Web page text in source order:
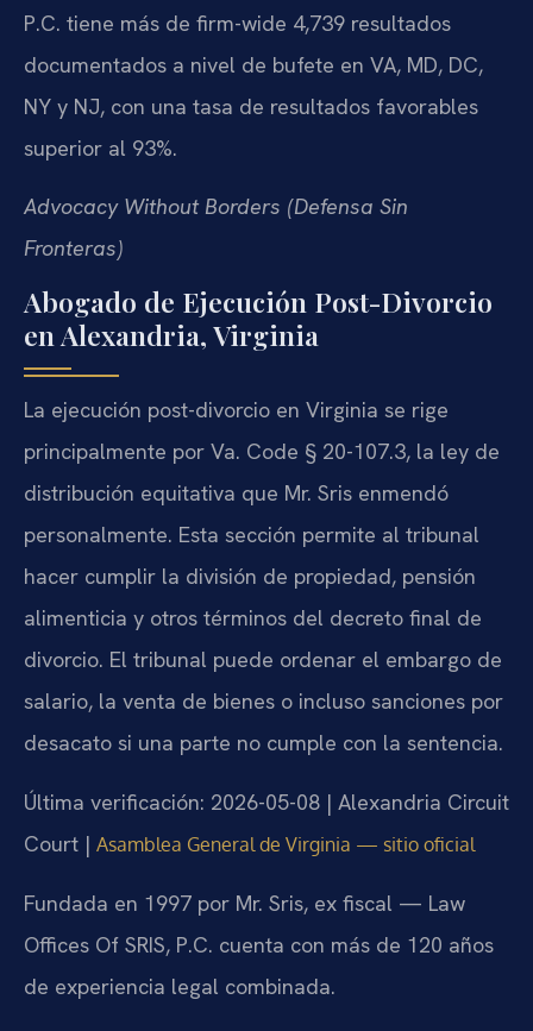
P.C. tiene más de firm-wide 4,739 resultados
documentados a nivel de bufete en VA, MD, DC,
NY y NJ, con una tasa de resultados favorables
superior al 93%.
Advocacy Without Borders (Defensa Sin
Fronteras)
Abogado de Ejecución Post-Divorcio
en Alexandria, Virginia
La ejecución post-divorcio en Virginia se rige
principalmente por Va. Code § 20-107.3, la ley de
distribución equitativa que Mr. Sris enmendó
personalmente. Esta sección permite al tribunal
hacer cumplir la división de propiedad, pensión
alimenticia y otros términos del decreto final de
divorcio. El tribunal puede ordenar el embargo de
salario, la venta de bienes o incluso sanciones por
desacato si una parte no cumple con la sentencia.
Última verificación: 2026-05-08 | Alexandria Circuit
Court | Asamblea General de Virginia — sitio oficial
Fundada en 1997 por Mr. Sris, ex fiscal — Law
Offices Of SRIS, P.C. cuenta con más de 120 años
de experiencia legal combinada.